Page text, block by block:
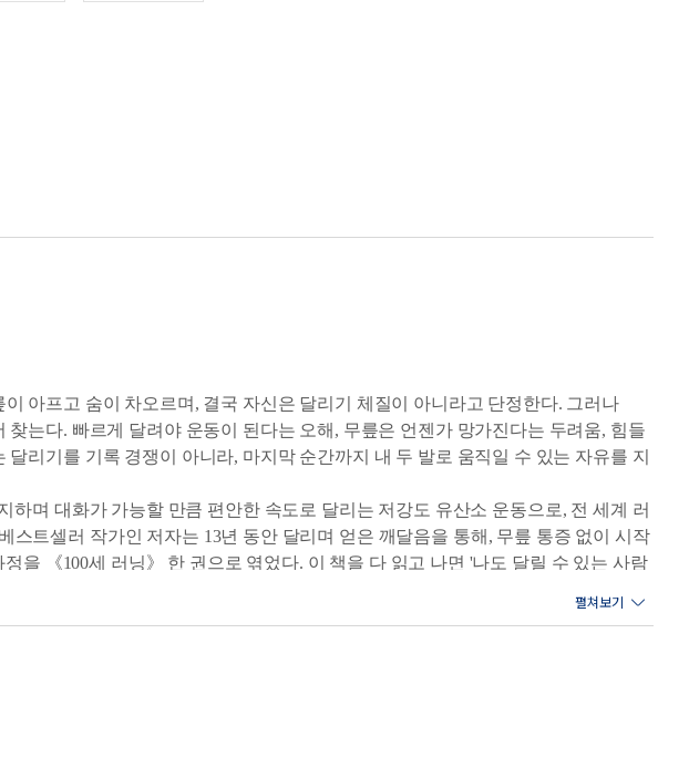
아프고 숨이 차오르며, 결국 자신은 달리기 체질이 아니라고 단정한다. 그러나
는다. 빠르게 달려야 운동이 된다는 오해, 무릎은 언젠가 망가진다는 두려움, 힘들
리기를 기록 경쟁이 아니라, 마지막 순간까지 내 두 발로 움직일 수 있는 자유를 지
하며 대화가 가능할 만큼 편안한 속도로 달리는 저강도 유산소 운동으로, 전 세계 러
트셀러 작가인 저자는 13년 동안 달리며 얻은 깨달음을 통해, 무릎 통증 없이 시작
을 《100세 러닝》 한 권으로 엮었다. 이 책을 다 읽고 나면 '나도 달릴 수 있는 사람